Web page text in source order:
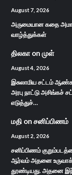
August 7, 2026
அருமையான கதை
வாழ்த்துக்கள்
திலகா on முள்
August 4, 2026
இசுலாமிய சட்டம்
அரபு நாட்டு அசிங்கச்
எடுத்துச்…
மதி on சனிப்பிணம்
August 2, 2026
சனிப்பிணம்
ஆர்வம் அதனை
தூண்டியது. அதனை